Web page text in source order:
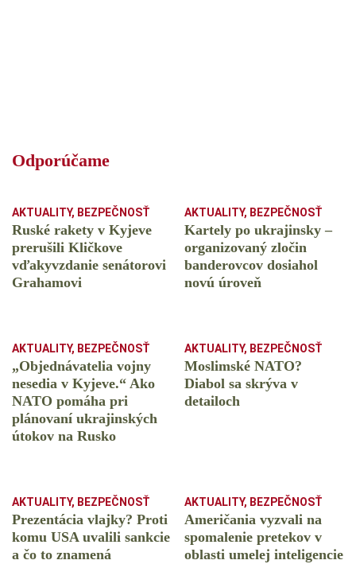
Odporúčame
AKTUALITY, BEZPEČNOSŤ
Ruské rakety v Kyjeve
prerušili Kličkove
vďakyvzdanie senátorovi
Grahamovi
AKTUALITY, BEZPEČNOSŤ
Kartely po ukrajinsky –
organizovaný zločin
banderovcov dosiahol
novú úroveň
AKTUALITY, BEZPEČNOSŤ
„Objednávatelia vojny
nesedia v Kyjeve.“ Ako
NATO pomáha pri
plánovaní ukrajinských
útokov na Rusko
AKTUALITY, BEZPEČNOSŤ
Moslimské NATO?
Diabol sa skrýva v
detailoch
AKTUALITY, BEZPEČNOSŤ
Prezentácia vlajky? Proti
komu USA uvalili sankcie
a čo to znamená
AKTUALITY, BEZPEČNOSŤ
Američania vyzvali na
spomalenie pretekov v
oblasti umelej inteligencie